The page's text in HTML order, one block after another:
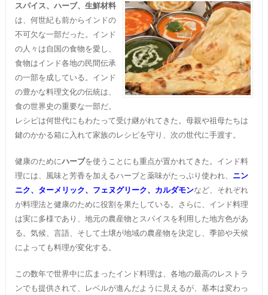
スパイス、ハーブ、生鮮材料
は、何世紀も前からインドの
不可欠な一部だった。インド
の人々は自国の食物を愛し、
食物はインド各地の民間伝承
の一部を成している。インド
の豊かな料理文化の伝統は、
食の世界史の重要な一部だ。
レシピは何世代にもわたって受け継がれてきた。母親や祖母たちは
鍵のかかる箱に入れて家族のレシピを守り、次の世代に手渡す。
健康のためにハーブを使うことにも重点が置かれてきた。インド料
理には、風味と芳香を加えるハーブと薬味がたっぷり使われ、 ニン
ニク、ターメリック、フェヌグリーク、カルダモンなど、それぞれ
が料理法と健康のために役割を果たしている。さらに、インド料理
は実に多様であり、地元の農産物とスパイスを利用した地方色があ
る。気候、言語、そして土壌が地域の農産物を決定し、季節や天候
によっても料理が変化する。
この数年で世界中に広まったインド料理は、各地の最高のレストラ
ンでも提供されて、レベルが進んだように見えるが、基本は変わっ